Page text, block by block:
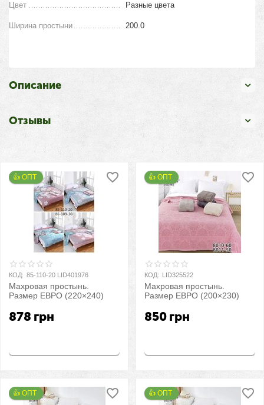
Цвет Разные цвета
Ширина простыни 200.0
Описание
Отзывы
👍 ОПТ
КОД: 85-110-20 LID401976
Махровая простынь.
Размер ЕВРО (220×240)
878 грн
👍 ОПТ
КОД: LID325522
Махровая простынь.
Размер ЕВРО (200×230)
850 грн
👍 ОПТ 👍 ОПТ